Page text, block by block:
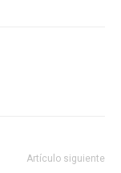
Artículo siguiente